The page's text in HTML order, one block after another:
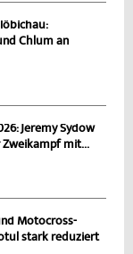
Chlum an
Jeremy Sydow
mit...
Motocross-
stark reduziert